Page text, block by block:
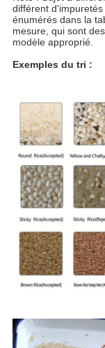
différent
énumérés dans la
mesure, qui sont
modèle approprié.
Exemples du tri :